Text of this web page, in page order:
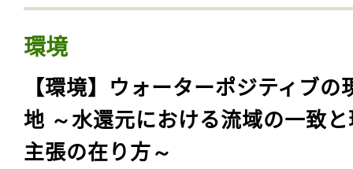
環境
【環境】ウォーターポジティブの
地 ～水還元における流域の一致
主張の在り方～